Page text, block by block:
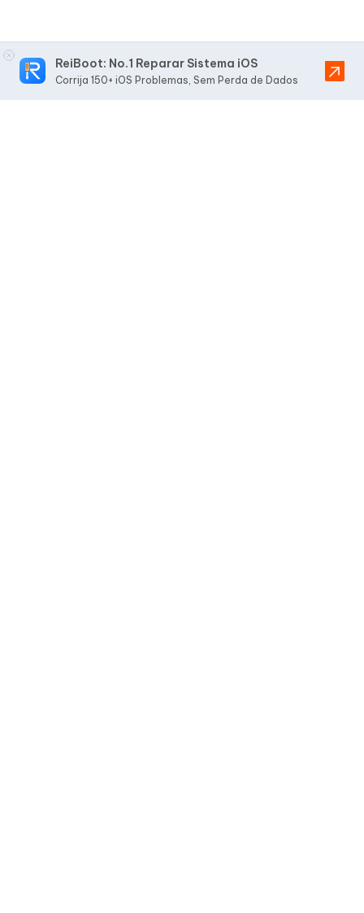
ReiBoot: No.1 Reparar Sistema iOS
Corrija 150+ iOS Problemas, Sem Perda de Dados